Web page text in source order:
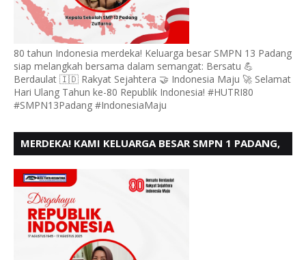
80 tahun Indonesia merdeka! Keluarga besar SMPN 13 Padang
siap melangkah bersama dalam semangat: Bersatu 💪
Berdaulat 🇮🇩 Rakyat Sejahtera 🤝 Indonesia Maju 🚀 Selamat
Hari Ulang Tahun ke-80 Republik Indonesia! #HUTRI80
#SMPN13Padang #IndonesiaMaju
MERDEKA! KAMI KELUARGA BESAR SMPN 1 PADANG,